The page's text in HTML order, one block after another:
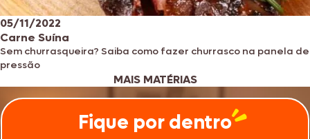
05/11/2022
Carne Suína
Sem churrasqueira? Saiba como fazer churrasco na panela de
pressão
MAIS MATÉRIAS
Fique por dentro